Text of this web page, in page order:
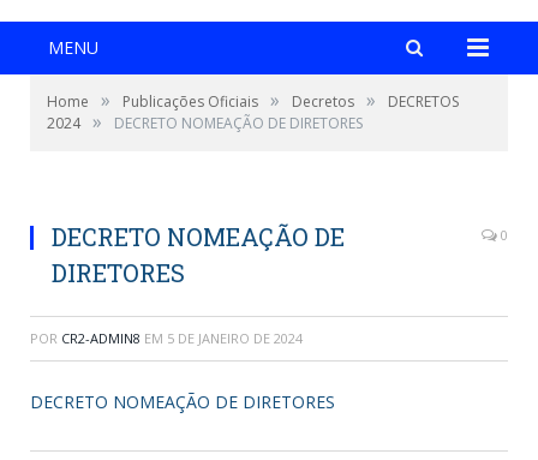
MENU
Home » Publicações Oficiais » Decretos »
DECRETOS
2024 » DECRETO NOMEAÇÃO DE DIRETORES
DECRETO NOMEAÇÃO DE
DIRETORES
0
POR CR2-ADMIN8 EM 5 DE JANEIRO DE 2024
DECRETO NOMEAÇÃO DE DIRETORES